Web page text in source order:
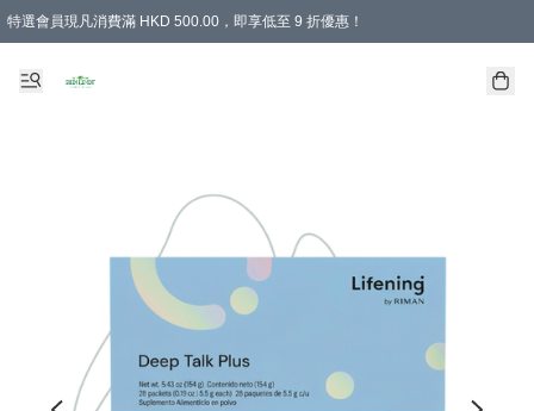
特選會員現凡消費滿 HKD 500.00，即享低至 9 折優惠！